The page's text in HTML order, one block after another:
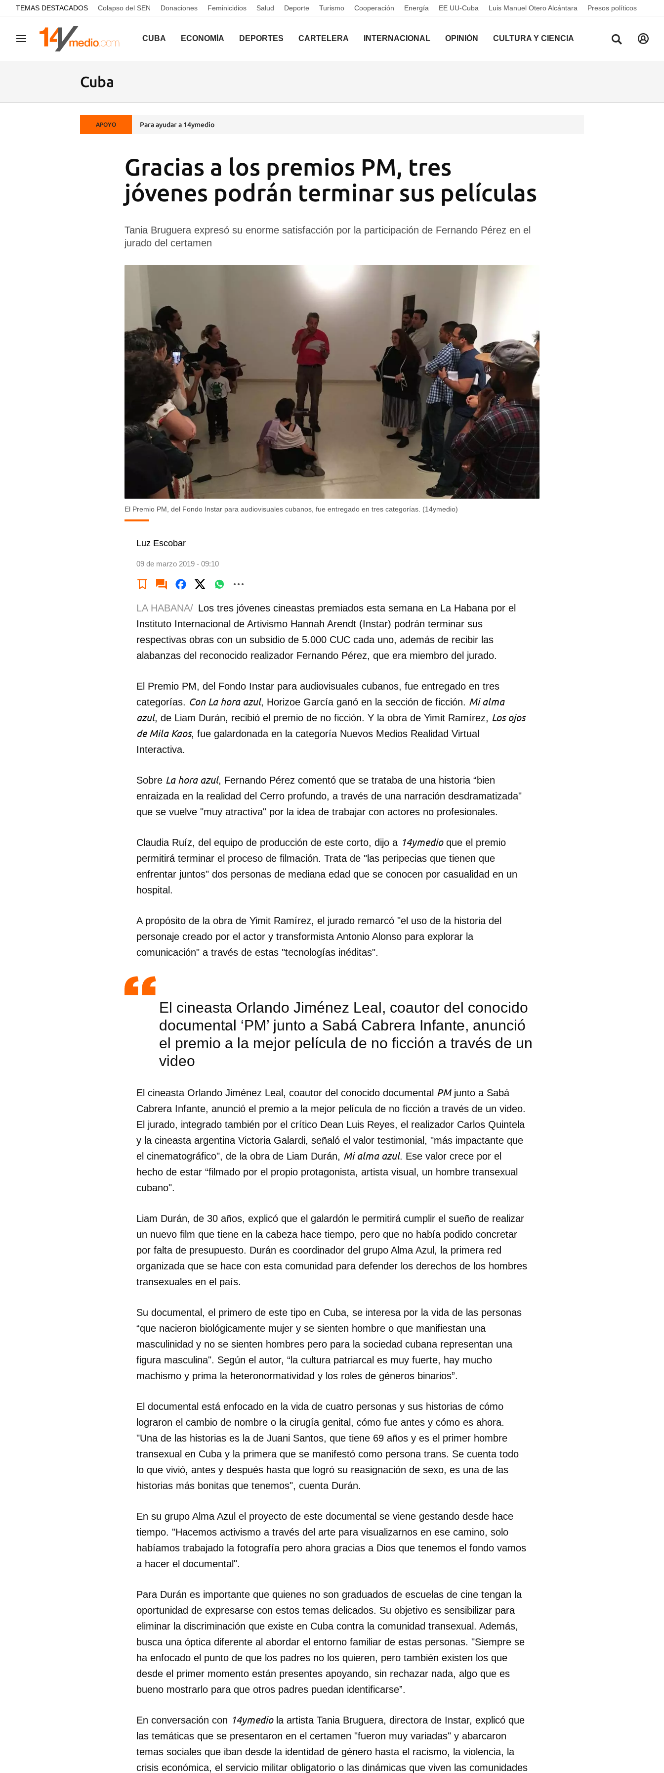
common.go-to-content
TEMAS DESTACADOS Colapso del SEN Donaciones Feminicidios Salud Deporte Turismo Cooperación Energía EE UU-Cuba Luis Manuel Otero Alcántara Presos políticos
Navegación CUBA ECONOMÍA DEPORTES CARTELERA INTERNACIONAL OPINIÓN CULTURA Y CIENCIA
Cuba
APOYO Para ayudar a 14ymedio
Gracias a los premios PM, tres
jóvenes podrán terminar sus películas
Tania Bruguera expresó su enorme satisfacción por la participación de Fernando Pérez en el
jurado del certamen
El Premio PM, del Fondo Instar para audiovisuales cubanos, fue entregado en tres categorías. (14ymedio)
Luz Escobar
09 de marzo 2019 - 09:10
Para poder guardar como favorito, primero has de iniciar sesión con tu
INICIAR SESIÓN
LA HABANA/ Los tres jóvenes cineastas premiados esta semana en La Habana por el
Instituto Internacional de Artivismo Hannah Arendt (Instar) podrán terminar sus
respectivas obras con un subsidio de 5.000 CUC cada uno, además de recibir las
alabanzas del reconocido realizador Fernando Pérez, que era miembro del jurado.
El Premio PM, del Fondo Instar para audiovisuales cubanos, fue entregado en tres
categorías. Con La hora azul, Horizoe García ganó en la sección de ficción. Mi alma
azul, de Liam Durán, recibió el premio de no ficción. Y la obra de Yimit Ramírez, Los ojos
de Mila Kaos, fue galardonada en la categoría Nuevos Medios Realidad Virtual
Interactiva.
Sobre La hora azul, Fernando Pérez comentó que se trataba de una historia “bien
enraizada en la realidad del Cerro profundo, a través de una narración desdramatizada"
que se vuelve "muy atractiva" por la idea de trabajar con actores no profesionales.
Claudia Ruíz, del equipo de producción de este corto, dijo a 14ymedioque el premio
permitirá terminar el proceso de filmación. Trata de "las peripecias que tienen que
enfrentar juntos" dos personas de mediana edad que se conocen por casualidad en un
hospital.
A propósito de la obra de Yimit Ramírez, el jurado remarcó "el uso de la historia del
personaje creado por el actor y transformista Antonio Alonso para explorar la
comunicación" a través de estas "tecnologías inéditas".
El cineasta Orlando Jiménez Leal, coautor del conocido
documental ‘PM’ junto a Sabá Cabrera Infante, anunció
el premio a la mejor película de no ficción a través de un
video
El cineasta Orlando Jiménez Leal, coautor del conocido documental PMjunto a Sabá
Cabrera Infante, anunció el premio a la mejor película de no ficción a través de un video.
El jurado, integrado también por el crítico Dean Luis Reyes, el realizador Carlos Quintela
y la cineasta argentina Victoria Galardi, señaló el valor testimonial, "más impactante que
el cinematográfico", de la obra de Liam Durán, Mi alma azul. Ese valor crece por el
hecho de estar “filmado por el propio protagonista, artista visual, un hombre transexual
cubano".
Liam Durán, de 30 años, explicó que el galardón le permitirá cumplir el sueño de realizar
un nuevo film que tiene en la cabeza hace tiempo, pero que no había podido concretar
por falta de presupuesto. Durán es coordinador del grupo Alma Azul, la primera red
organizada que se hace con esta comunidad para defender los derechos de los hombres
transexuales en el país.
Su documental, el primero de este tipo en Cuba, se interesa por la vida de las personas
“que nacieron biológicamente mujer y se sienten hombre o que manifiestan una
masculinidad y no se sienten hombres pero para la sociedad cubana representan una
figura masculina". Según el autor, “la cultura patriarcal es muy fuerte, hay mucho
machismo y prima la heteronormatividad y los roles de géneros binarios”.
El documental está enfocado en la vida de cuatro personas y sus historias de cómo
lograron el cambio de nombre o la cirugía genital, cómo fue antes y cómo es ahora.
"Una de las historias es la de Juani Santos, que tiene 69 años y es el primer hombre
transexual en Cuba y la primera que se manifestó como persona trans. Se cuenta todo
lo que vivió, antes y después hasta que logró su reasignación de sexo, es una de las
historias más bonitas que tenemos", cuenta Durán.
En su grupo Alma Azul el proyecto de este documental se viene gestando desde hace
tiempo. "Hacemos activismo a través del arte para visualizarnos en ese camino, solo
habíamos trabajado la fotografía pero ahora gracias a Dios que tenemos el fondo vamos
a hacer el documental".
Para Durán es importante que quienes no son graduados de escuelas de cine tengan la
oportunidad de expresarse con estos temas delicados. Su objetivo es sensibilizar para
eliminar la discriminación que existe en Cuba contra la comunidad transexual. Además,
busca una óptica diferente al abordar el entorno familiar de estas personas. "Siempre se
ha enfocado el punto de que los padres no los quieren, pero también existen los que
desde el primer momento están presentes apoyando, sin rechazar nada, algo que es
bueno mostrarlo para que otros padres puedan identificarse”.
En conversación con 14ymediola artista Tania Bruguera, directora de Instar, explicó que
las temáticas que se presentaron en el certamen "fueron muy variadas" y abarcaron
temas sociales que iban desde la identidad de género hasta el racismo, la violencia, la
crisis económica, el servicio militar obligatorio o las dinámicas que viven las comunidades